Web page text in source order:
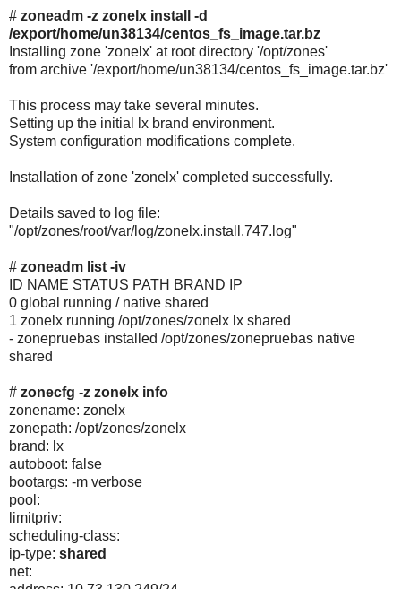
# zoneadm -z zonelx install -d
/export/home/un38134/centos_fs_image.tar.bz
Installing zone 'zonelx' at root directory '/opt/zones'
from archive '/export/home/un38134/centos_fs_image.tar.bz'
This process may take several minutes.
Setting up the initial lx brand environment.
System configuration modifications complete.
Installation of zone 'zonelx' completed successfully.
Details saved to log file:
"/opt/zones/root/var/log/zonelx.install.747.log"
# zoneadm list -iv
ID NAME STATUS PATH BRAND IP
0 global running / native shared
1 zonelx running /opt/zones/zonelx lx shared
- zonepruebas installed /opt/zones/zonepruebas native
shared
# zonecfg -z zonelx info
zonename: zonelx
zonepath: /opt/zones/zonelx
brand: lx
autoboot: false
bootargs: -m verbose
pool:
limitpriv:
scheduling-class:
ip-type: shared
net: